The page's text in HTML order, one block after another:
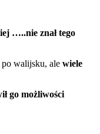
…..nie znał tego
po walijsku, ale wiele
go możliwości